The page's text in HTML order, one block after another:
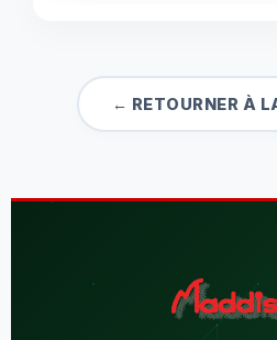
← RETOURNER À